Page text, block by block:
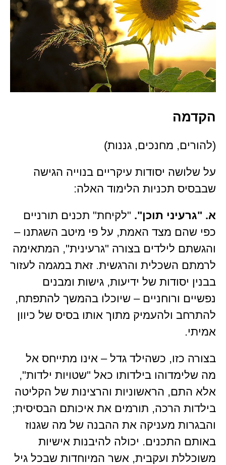
הקדמה
(להורים, מחנכים, גננות)
על שלושה יסודות עיקריים בנוייה הגישה
שבבסיס תכניות הלימוד האלה:
א. "גרעיני תוכן". "לקיחת" תכנים תורניים
כפי שהם מצד האמת, על פי מיטב השגתנו –
והגשתם לילדים בצורה "גרעינית", המתאימה
לרמתם השכלית והרגשית. זאת במגמה לעזור
בבנין יסודות של ידיעות, גישות ומבנים
נפשיים ורוחניים – שיוכלו בהמשך להתפתח,
להתרחב ולהעמיק מתוך אותו בסיס של כיוון
אמיתי.
בצורה כזו, כשהילד גדל – אינו מתייחס אל
מה שלימדוהו בילדותו כאל "שטויות ילדות",
אלא התם, הראשוניות והרצינות של הקליטה
בילדות הרכה, תורמים את איכותם הבסיסית;
והבגרות מעניקה את ההבנה של מה שגנוז
באותם התכנים. יכולה להיבנות אישיות
משוכללת ועקבית, אשר המיוחדות שבכל גיל